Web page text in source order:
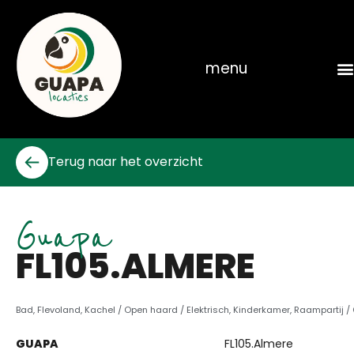
content
menu
Terug naar het overzicht
Guapa
FL105.ALMERE
Bad, Flevoland, Kachel / Open haard / Elektrisch, Kinderkamer, Raampartij /
GUAPA
FL105.Almere